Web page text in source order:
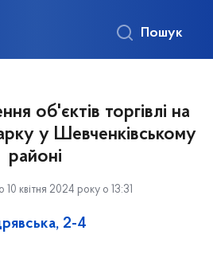
Пошук
об'єктів торгівлі на
у Шевченківському
районі
10 квітня 2024 року о 13:31
2-4